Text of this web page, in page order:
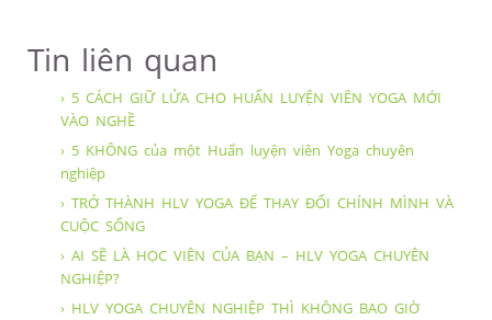
Tin liên quan
› 5 CÁCH GIỮ LỬA CHO HUẤN LUYỆN VIÊN YOGA MỚI
VÀO NGHỀ
› 5 KHÔNG của một Huấn luyện viên Yoga chuyên
nghiệp
› TRỞ THÀNH HLV YOGA ĐỂ THAY ĐỔI CHÍNH MÌNH VÀ
CUỘC SỐNG
› AI SẼ LÀ HỌC VIÊN CỦA BẠN – HLV YOGA CHUYÊN
NGHIỆP?
› HLV YOGA CHUYÊN NGHIỆP THÌ KHÔNG BAO GIỜ